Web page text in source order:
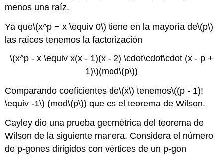
menos una raíz.
Ya que\(x^p − x \equiv 0\) tiene en la mayoría de\(p\)
las raíces tenemos la factorización
\(x^p - x \equiv x(x - 1)(x - 2) \cdot\cdot\cdot (x - p +
1)\)(mod\(p\))
Comparando coeficientes de\(x\) tenemos\((p - 1)!
\equiv -1\) (mod\(p\)) que es el teorema de Wilson.
Cayley dio una prueba geométrica del teorema de
Wilson de la siguiente manera. Considera el número
de p-gones dirigidos con vértices de un p-gon